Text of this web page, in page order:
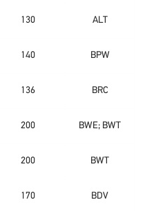
130 ALT
140 BPW
136 BRC
200 BWE; BWT
200 BWT
170 BDV